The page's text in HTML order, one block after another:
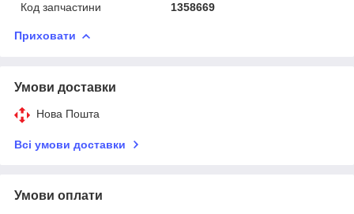
Код запчастини
1358669
Приховати
Умови доставки
Нова Пошта
Всі умови доставки
Умови оплати